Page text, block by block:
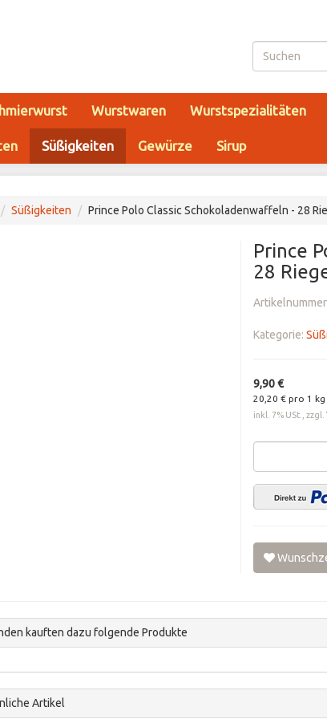
Wurstwaren Wurstspezialitäten
Süßigkeiten Gewürze Sirup
Süßigkeiten Prince Polo Classic Schokoladenwaffeln - 28
Prince
28
Kategorie:
9,90 €
20,20 € pro 1 kg
inkl. 7% USt., zzgl.
kauften dazu folgende Produkte
Artikel